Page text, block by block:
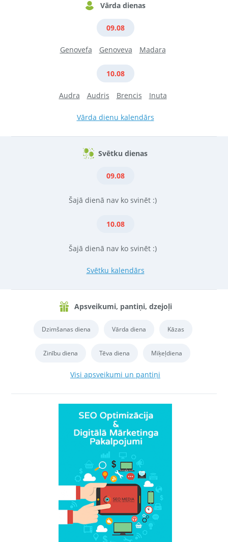
Vārda dienas
09.08
Genovefa Genoveva Madara
10.08
Audra Audris Brencis Inuta
Vārda dienu kalendārs
Svētku dienas
09.08
Šajā dienā nav ko svinēt :)
10.08
Šajā dienā nav ko svinēt :)
Svētku kalendārs
Apsveikumi, pantiņi, dzejoļi
Dzimšanas diena Vārda diena Kāzas
Zinību diena Tēva diena Miķeļdiena
Visi apsveikumi un pantiņi